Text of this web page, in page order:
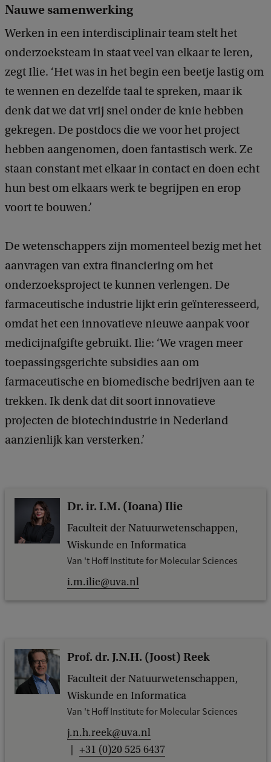
Nauwe samenwerking
Werken in een interdisciplinair team stelt het
onderzoeksteam in staat veel van elkaar te leren,
zegt Ilie. ‘Het was in het begin een beetje lastig om
te wennen en dezelfde taal te spreken, maar ik
denk dat we dat vrij snel onder de knie hebben
gekregen. De postdocs die we voor het project
hebben aangenomen, doen fantastisch werk. Ze
staan constant met elkaar in contact en doen echt
hun best om elkaars werk te begrijpen en erop
voort te bouwen.’
De wetenschappers zijn momenteel bezig met het
aanvragen van extra financiering om het
onderzoeksproject te kunnen verlengen. De
farmaceutische industrie lijkt erin geïnteresseerd,
omdat het een innovatieve nieuwe aanpak voor
medicijnafgifte gebruikt. Ilie: ‘We vragen meer
toepassingsgerichte subsidies aan om
farmaceutische en biomedische bedrijven aan te
trekken. Ik denk dat dit soort innovatieve
projecten de biotechindustrie in Nederland
aanzienlijk kan versterken.’
Dr. ir. I.M. (Ioana) Ilie
Faculteit der Natuurwetenschappen,
Wiskunde en Informatica
Van 't Hoff Institute for Molecular Sciences
i.m.ilie@uva.nl
Prof. dr. J.N.H. (Joost) Reek
Faculteit der Natuurwetenschappen,
Wiskunde en Informatica
Van 't Hoff Institute for Molecular Sciences
j.n.h.reek@uva.nl
+31 (0)20 525 6437